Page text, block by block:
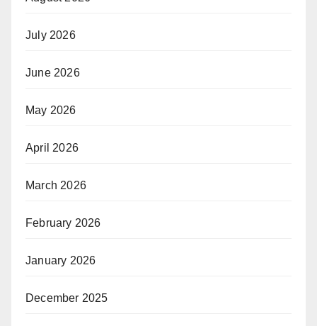
July 2026
June 2026
May 2026
April 2026
March 2026
February 2026
January 2026
December 2025